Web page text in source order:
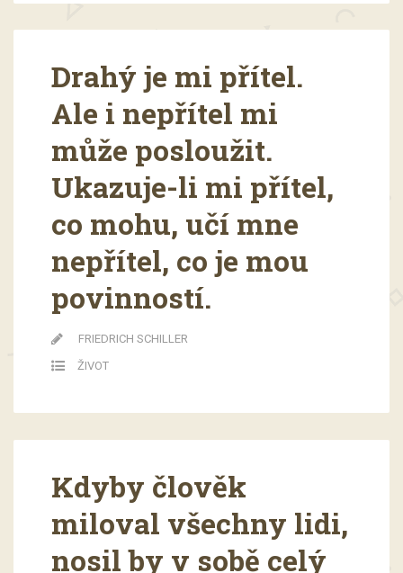
Drahý je mi přítel.
Ale i nepřítel mi
může posloužit.
Ukazuje-li mi přítel,
co mohu, učí mne
nepřítel, co je mou
povinností.
FRIEDRICH SCHILLER
ŽIVOT
Kdyby člověk
miloval všechny lidi,
nosil by v sobě celý